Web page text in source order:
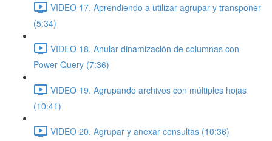
VIDEO 17. Aprendiendo a utilizar agrupar y transponer
(5:34)
VIDEO 18. Anular dinamización de columnas con
Power Query (7:36)
VIDEO 19. Agrupando archivos con múltiples hojas
(10:41)
VIDEO 20. Agrupar y anexar consultas (10:36)